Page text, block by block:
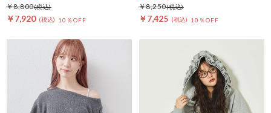
￥7,920 10％OFF
￥8,800
￥7,425 10％OFF
￥8,250